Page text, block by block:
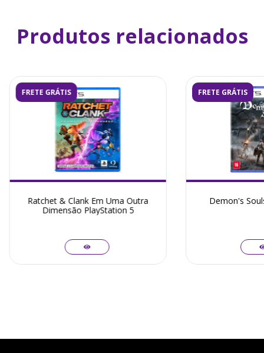
Produtos relacionados
FRETE GRÁTIS
Ratchet & Clank Em Uma Outra
Dimensão PlayStation 5
FRETE GRÁTIS
Demon's